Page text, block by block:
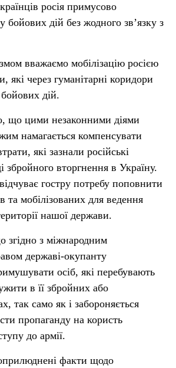
росія примусово
бойових дій без жодного зв’язку з
вважаємо мобілізацію росією
які через гуманітарні коридори
дій.
що цими незаконними діями
намагається компенсувати
які зазнали російські
збройного вторгнення в Україну.
гостру потребу поповнити
та мобілізованих для ведення
нашої держави.
з міжнародним
державі-окупанту
осіб, які перебувають
в її збройних або
так само як і забороняється
пропаганду на користь
до армії.
факти щодо